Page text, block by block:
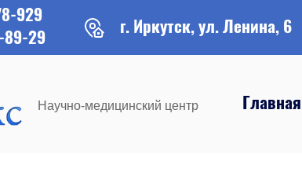
929
89-29
г. Иркутск, ул. Ленина, 6
Научно-медицинский центр Главная